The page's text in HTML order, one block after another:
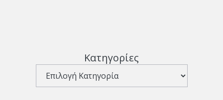
Κατηγορίες